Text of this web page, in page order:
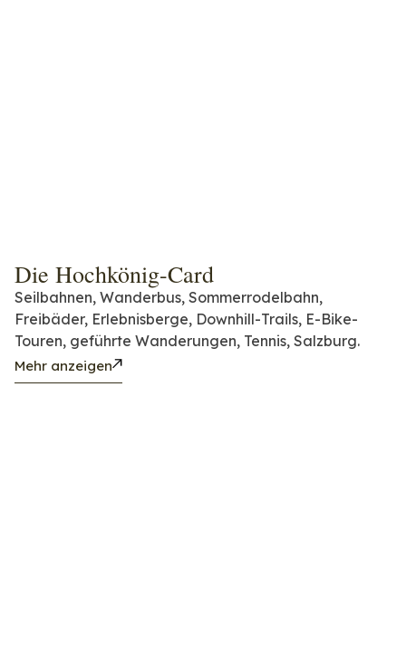
Die Hochkönig-Card
Seilbahnen, Wanderbus, Sommerrodelbahn,
Freibäder, Erlebnisberge, Downhill-Trails, E-Bike-
Touren, geführte Wanderungen, Tennis, Salzburg.
Mehr anzeigen